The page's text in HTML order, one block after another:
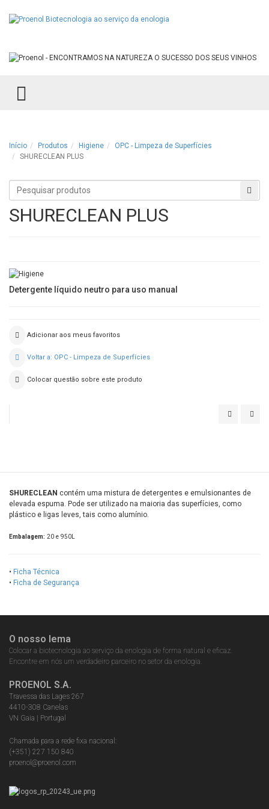
TOGGLE MENU
Início Produtos Higiene
OPC - Limpeza de Superfícies
SHURECLEAN PLUS
Procurar
produtos
SHURECLEAN PLUS
Detergente líquido neutro para uso manual
Adicionar aos meus favoritos
Voltar a: OPC - Limpeza de Superfícies
Colocar questão sobre este produto
SHURECLEAN contém uma mistura de detergentes e emulsionantes de
elevada espuma. Pode ser utilizado na maioria das superfícies, como
plástico e ligas leves, tais como alumínio.
Embalagem: 20 e 950L
• Ficha Técnica
• Ficha de Segurança
O nosso lema
Colocar a biotecnologia ao serviço da enologia de forma natural e eficaz.
Encontre em nós um verdadeiro parceiro no setor da enologia.
PROENOL S.A.
Travessa das Lages 267
4410-308 Canelas
VN Gaia | Portugal
Chamada para a rede fixa nacional:
(+351) 227 150 840
proenol@proenol.com